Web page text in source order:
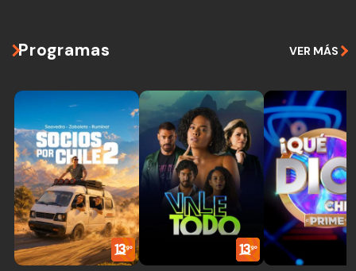
Programas VER MÁS